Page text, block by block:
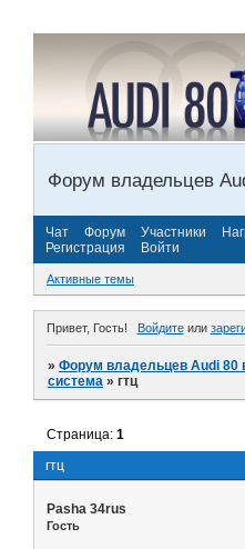
Форум владельцев
Чат Форум Участники
Регистрация
Войти
Активные темы
Привет, Гость! Войдитеили
»Форум владельцев Audi 80
система »гтц
гтц
Страница:1
Pasha 34rus
Гость